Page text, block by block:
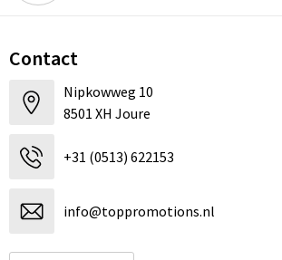
Contact
Nipkowweg 10
8501 XH Joure
+31 (0513) 622153
info@toppromotions.nl